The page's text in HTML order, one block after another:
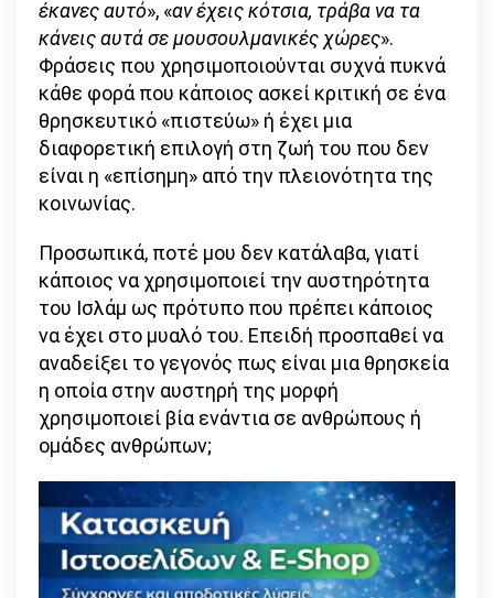
τα
έκαναν
αυτά…
έκανες αυτό», «αν έχεις κότσια, τράβα να τα
κάνεις αυτά σε μουσουλμανικές χώρες».
Φράσεις που χρησιμοποιούνται συχνά πυκνά
κάθε φορά που κάποιος ασκεί κριτική σε ένα
θρησκευτικό «πιστεύω» ή έχει μια
διαφορετική επιλογή στη ζωή του που δεν
είναι η «επίσημη» από την πλειονότητα της
κοινωνίας.
Προσωπικά, ποτέ μου δεν κατάλαβα, γιατί
κάποιος να χρησιμοποιεί την αυστηρότητα
του Ισλάμ ως πρότυπο που πρέπει κάποιος
να έχει στο μυαλό του. Επειδή προσπαθεί να
αναδείξει το γεγονός πως είναι μια θρησκεία
η οποία στην αυστηρή της μορφή
χρησιμοποιεί βία ενάντια σε ανθρώπους ή
ομάδες ανθρώπων;